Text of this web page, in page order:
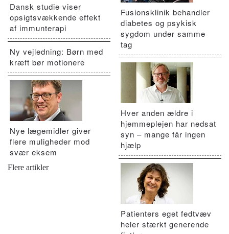
Dansk studie viser
opsigtsvækkende effekt
af immunterapi
Ny vejledning: Børn med
kræft bør motionere
Nye lægemidler giver
flere muligheder mod
svær eksem
Flere artikler
Fusionsklinik behandler
diabetes og psykisk
sygdom under samme
tag
Hver anden ældre i
hjemmeplejen har nedsat
syn – mange får ingen
hjælp
Patienters eget fedtvæv
heler stærkt generende